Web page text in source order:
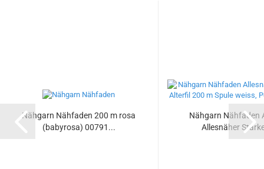
Nähgarn Nähfaden 200 m rosa
(babyrosa) 00791...
Nähgarn Nähfaden
Allesnäher